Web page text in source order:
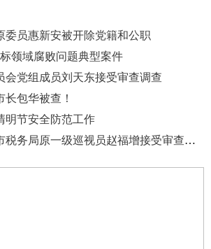
委员惠新安被开除党籍和公职
领域腐败问题典型案件
会党组成员刘天东接受审查调查
包华被查！
明节安全防范工作
国家税务总局青岛市税务局原一级巡视员赵福增接受审查调查